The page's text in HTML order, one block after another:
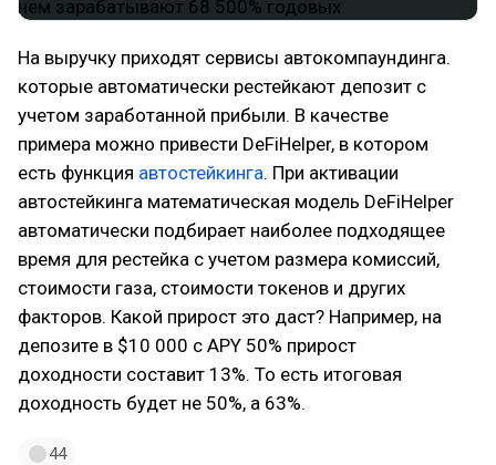
На выручку приходят сервисы автокомпаундинга.
которые автоматически рестейкают депозит с
учетом заработанной прибыли. В качестве
примера можно привести DeFiHelper, в котором
есть функция автостейкинга. При активации
автостейкинга математическая модель DeFiHelper
автоматически подбирает наиболее подходящее
время для рестейка с учетом размера комиссий,
стоимости газа, стоимости токенов и других
факторов. Какой прирост это даст? Например, на
депозите в $10 000 с APY 50% прирост
доходности составит 13%. То есть итоговая
доходность будет не 50%, а 63%.
44